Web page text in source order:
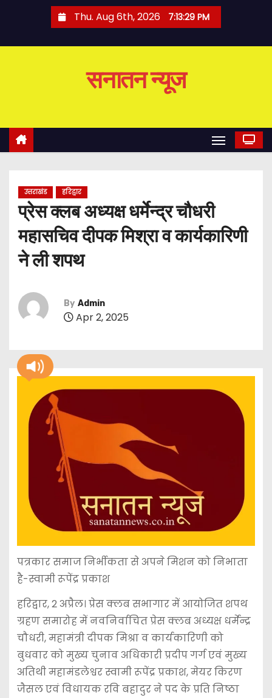
o
Thu. Aug 6th, 2026 7:13:30 PM
सनातन न्यूज
उत्तराखंड हरिद्वार
प्रेस क्लब अध्यक्ष धर्मेन्द्र चौधरी
महासचिव दीपक मिश्रा व कार्यकारिणी
ने ली शपथ
By Admin
Apr 2, 2025
पत्रकार समाज निर्भीकता से अपने मिशन को निभाता
है-स्वामी रूपेंद्र प्रकाश
हरिद्वार, 2 अप्रैल। प्रेस क्लब सभागार में आयोजित शपथ
ग्रहण समारोह में नवनिर्वाचित प्रेस क्लब अध्यक्ष धर्मेन्द्र
चौधरी, महामंत्री दीपक मिश्रा व कार्यकारिणी को
बुधवार को मुख्य चुनाव अधिकारी प्रदीप गर्ग एवं मुख्य
अतिथी महामंडलेश्वर स्वामी रूपेंद्र प्रकाश, मेयर किरण
जैसल एवं विधायक रवि बहादुर ने पद के प्रति निष्ठा